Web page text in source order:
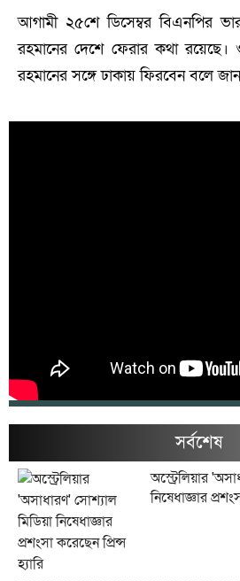
আগামী ২৫শে ডিসেম্বর বিএনপির
রহমানের দেশে ফেরার কথা
রহমানের সঙ্গে ঢাকায় ফিরবেন বলে
সর্বশেষ
অস্ট্রেলিয়ার
নিষেধাজ্ঞার